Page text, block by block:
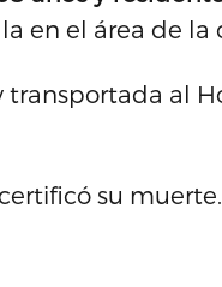
en el área de la
al
su muerte.